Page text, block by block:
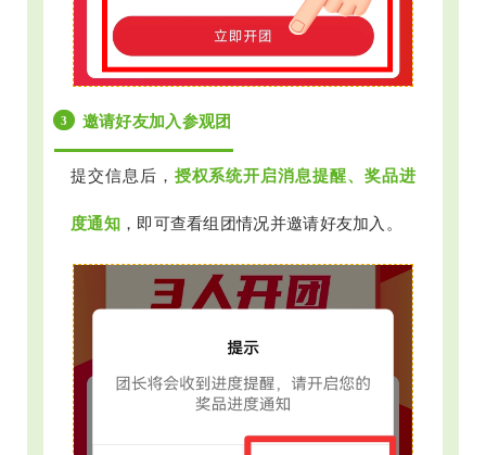
3 邀请好友加入参观团
提交信息后， 授权系统开启消息提醒、奖品进
度通知，即可查看组团情况并邀请好友加入。